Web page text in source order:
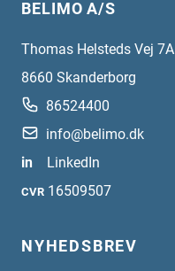
BELIMO A/S
Thomas Helsteds Vej 7A
8660 Skanderborg
86524400
info@belimo.dk
in
LinkedIn
CVR 16509507
NYHEDSBREV